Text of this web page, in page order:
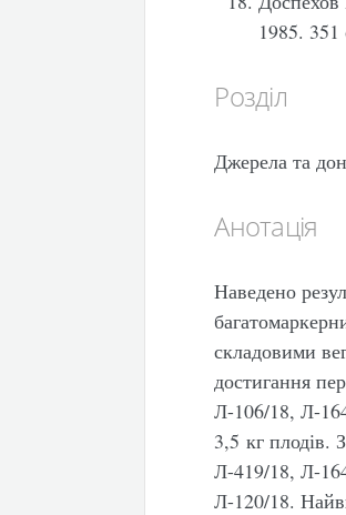
1985. 351
Розділ
Джерела та
Анотація
Наведено
складовими
достигання
Л-106/18, Л-
3,5 кг плодів.
Л-419/18, Л-
Л-120/18.